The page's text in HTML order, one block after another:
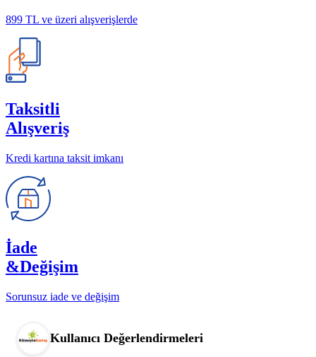
899 TL ve üzeri alışverişlerde
Taksitli
Alışveriş
Kredi kartına taksit imkanı
İade
&Değişim
Sorunsuz iade ve değişim
Kullanıcı Değerlendirmeleri